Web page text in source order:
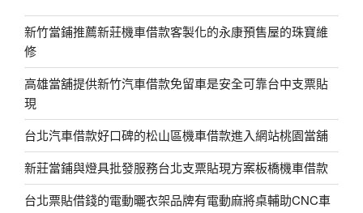
新竹當鋪推薦新莊機車借款客製化的永康預售屋的珠寶維
修
高雄當舖提供新竹汽車借款免留車是安全可靠台中支票貼
現
台北汽車借款好口碑的松山區機車借款進入網站桃園當舖
新莊當鋪與燈具批發服務台北支票貼現方案板橋機車借款
台北票貼借錢的電動曬衣架品牌有電動麻將桌輔助CNC車